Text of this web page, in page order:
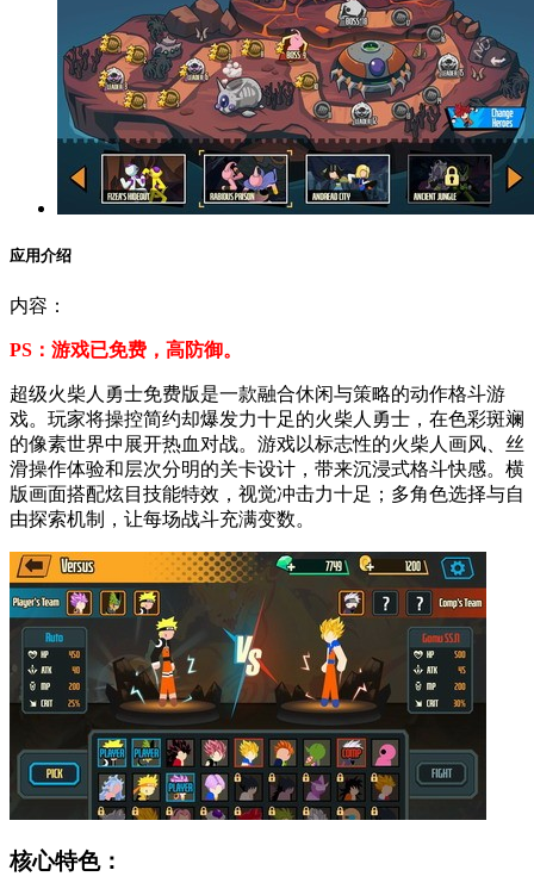
应用介绍
内容：
PS：游戏已免费，高防御。
超级火柴人勇士免费版是一款融合休闲与策略的动作格斗游
戏。玩家将操控简约却爆发力十足的火柴人勇士，在色彩斑斓
的像素世界中展开热血对战。游戏以标志性的火柴人画风、丝
滑操作体验和层次分明的关卡设计，带来沉浸式格斗快感。横
版画面搭配炫目技能特效，视觉冲击力十足；多角色选择与自
由探索机制，让每场战斗充满变数。
核心特色：